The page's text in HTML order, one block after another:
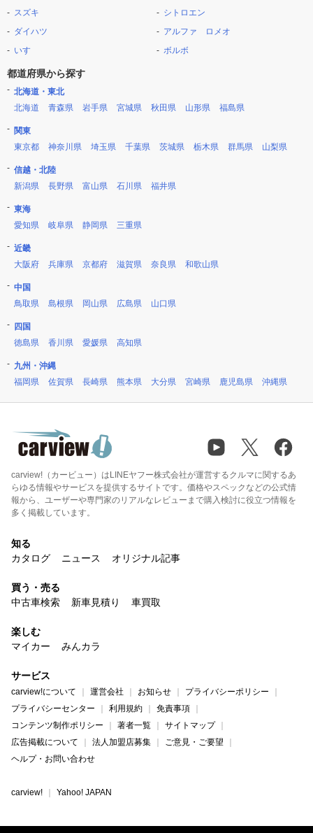
スズキ
ダイハツ
いすゞ
シトロエン
アルファ ロメオ
ボルボ
都道府県から探す
北海道・東北
北海道
青森県 岩手県 宮城県 秋田県 山形県 福島県
関東
東京都
神奈川県 埼玉県 千葉県 茨城県 栃木県 群馬県 山梨県
信越・北陸
新潟県
長野県 富山県 石川県 福井県
東海
愛知県
岐阜県 静岡県 三重県
近畿
大阪府
兵庫県 京都府 滋賀県 奈良県 和歌山県
中国
鳥取県
島根県 岡山県 広島県 山口県
四国
徳島県
香川県 愛媛県 高知県
九州・沖縄
福岡県
佐賀県 長崎県 熊本県 大分県 宮崎県 鹿児島県 沖縄県
carview!（カービュー）はLINEヤフー株式会社が運営するクルマに関するあ
らゆる情報やサービスを提供するサイトです。価格やスペックなどの公式情
報から、ユーザーや専門家のリアルなレビューまで購入検討に役立つ情報を
多く掲載しています。
知る
カタログ
ニュース オリジナル記事
買う・売る
中古車検索
新車見積り 車買取
楽しむ
マイカー
みんカラ
サービス
carview!について 運営会社 お知らせ
プライバシーポリシー
プライバシーセンター
利用規約
免責事項
コンテンツ制作ポリシー
著者一覧
サイトマップ
広告掲載について
法人加盟店募集
ご意見・ご要望
ヘルプ・お問い合わせ
carview! Yahoo! JAPAN